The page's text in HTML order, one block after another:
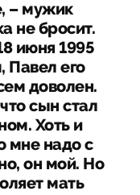
– мужик
не бросит.
июня 1995
Павел его
доволен.
сын стал
Хоть и
мне надо с
он мой. Но
мать